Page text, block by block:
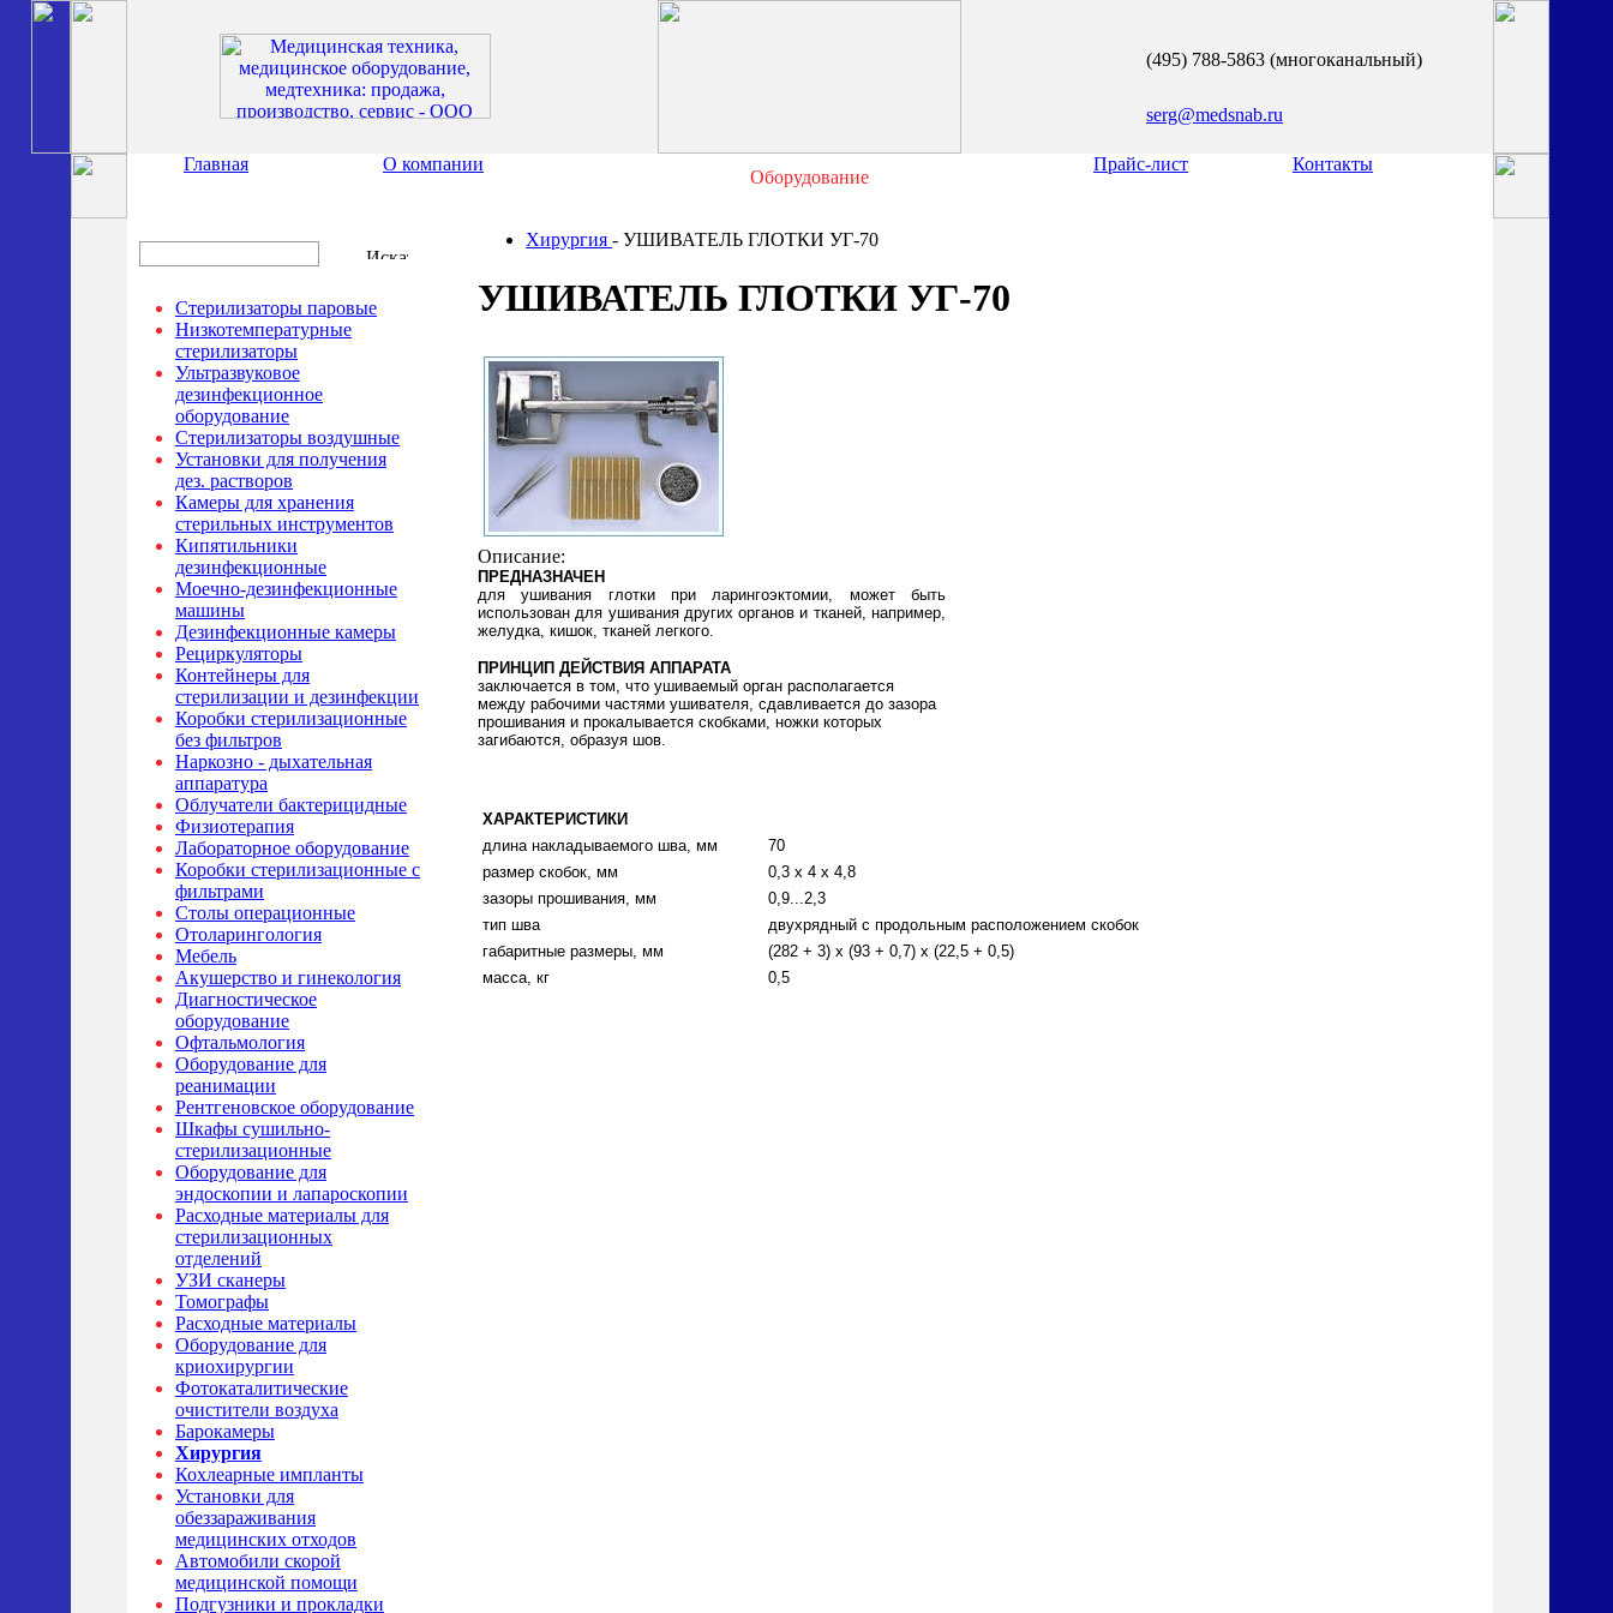
(495) 788-5863 (многоканальный)
serg@medsnab.ru
Главная О компании
Оборудование
Прайс-лист Контакты
Стерилизаторы паровые
Низкотемпературные
стерилизаторы
Ультразвуковое
дезинфекционное
оборудование
Стерилизаторы воздушные
Установки для получения
дез. растворов
Камеры для хранения
стерильных инструментов
Кипятильники
дезинфекционные
Моечно-дезинфекционные
машины
Дезинфекционные камеры
Рециркуляторы
Контейнеры для
стерилизации и дезинфекции
Коробки стерилизационные
без фильтров
Наркозно - дыхательная
аппаратура
Облучатели бактерицидные
Физиотерапия
Лабораторное оборудование
Коробки стерилизационные с
фильтрами
Столы операционные
Отоларингология
Мебель
Акушерство и гинекология
Диагностическое
оборудование
Офтальмология
Оборудование для
реанимации
Рентгеновское оборудование
Шкафы сушильно-
стерилизационные
Оборудование для
эндоскопии и лапароскопии
Расходные материалы для
стерилизационных
отделений
УЗИ сканеры
Томографы
Расходные материалы
Оборудование для
криохирургии
Фотокаталитические
очистители воздуха
Барокамеры
Хирургия
Кохлеарные импланты
Установки для
обеззараживания
медицинских отходов
Автомобили скорой
медицинской помощи
Подгузники и прокладки
Хирургия - УШИВАТЕЛЬ ГЛОТКИ УГ-70
УШИВАТЕЛЬ ГЛОТКИ УГ-70
Описание:
ПРЕДНАЗНАЧЕН
для ушивания глотки при ларингоэктомии, может быть
использован для ушивания других органов и тканей, например,
желудка, кишок, тканей легкого.
ПРИНЦИП ДЕЙСТВИЯ АППАРАТА
заключается в том, что ушиваемый орган располагается
между рабочими частями ушивателя, сдавливается до зазора
прошивания и прокалывается скобками, ножки которых
загибаются, образуя шов.
ХАРАКТЕРИСТИКИ
длина накладываемого шва, мм
70
размер скобок, мм
0,3 х 4 х 4,8
зазоры прошивания, мм
0,9...2,3
тип шва
двухрядный с продольным расположением скобок
габаритные размеры, мм
(282 + 3) х (93 + 0,7) х (22,5 + 0,5)
масса, кг
0,5